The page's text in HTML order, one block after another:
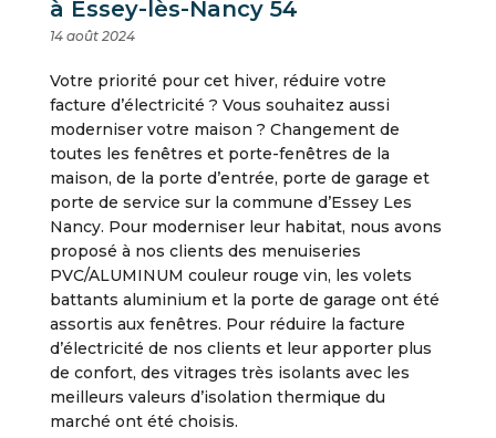
à Essey-lès-Nancy 54
14 août 2024
Votre priorité pour cet hiver, réduire votre
facture d’électricité ? Vous souhaitez aussi
moderniser votre maison ? Changement de
toutes les fenêtres et porte-fenêtres de la
maison, de la porte d’entrée, porte de garage et
porte de service sur la commune d’Essey Les
Nancy. Pour moderniser leur habitat, nous avons
proposé à nos clients des menuiseries
PVC/ALUMINUM couleur rouge vin, les volets
battants aluminium et la porte de garage ont été
assortis aux fenêtres. Pour réduire la facture
d’électricité de nos clients et leur apporter plus
de confort, des vitrages très isolants avec les
meilleurs valeurs d’isolation thermique du
marché ont été choisis.